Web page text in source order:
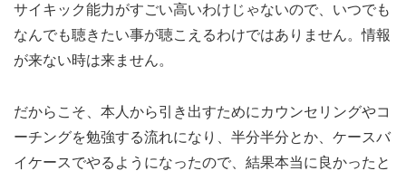
サイキック能力がすごい高いわけじゃないので、いつでも
なんでも聴きたい事が聴こえるわけではありません。情報
が来ない時は来ません。
だからこそ、本人から引き出すためにカウンセリングやコ
ーチングを勉強する流れになり、半分半分とか、ケースバ
イケースでやるようになったので、結果本当に良かったと